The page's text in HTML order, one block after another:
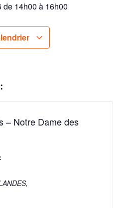
de 14h00 à 16h00
– Notre Dame des
,